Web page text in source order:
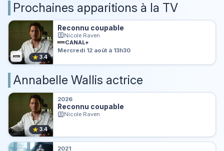
Prochaines apparitions à la TV
★3.4
Reconnu coupable
Nicole Raven
CANAL+
Mercredi 12 août à 13h30
Annabelle Wallis actrice
★3.4
2026
Reconnu coupable
Nicole Raven
2021